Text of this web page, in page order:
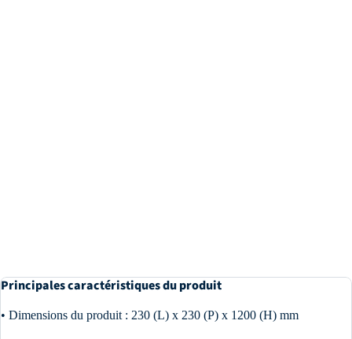
Principales caractéristiques du produit
• Dimensions du produit : 230 (L) x 230 (P) x 1200 (H) mm